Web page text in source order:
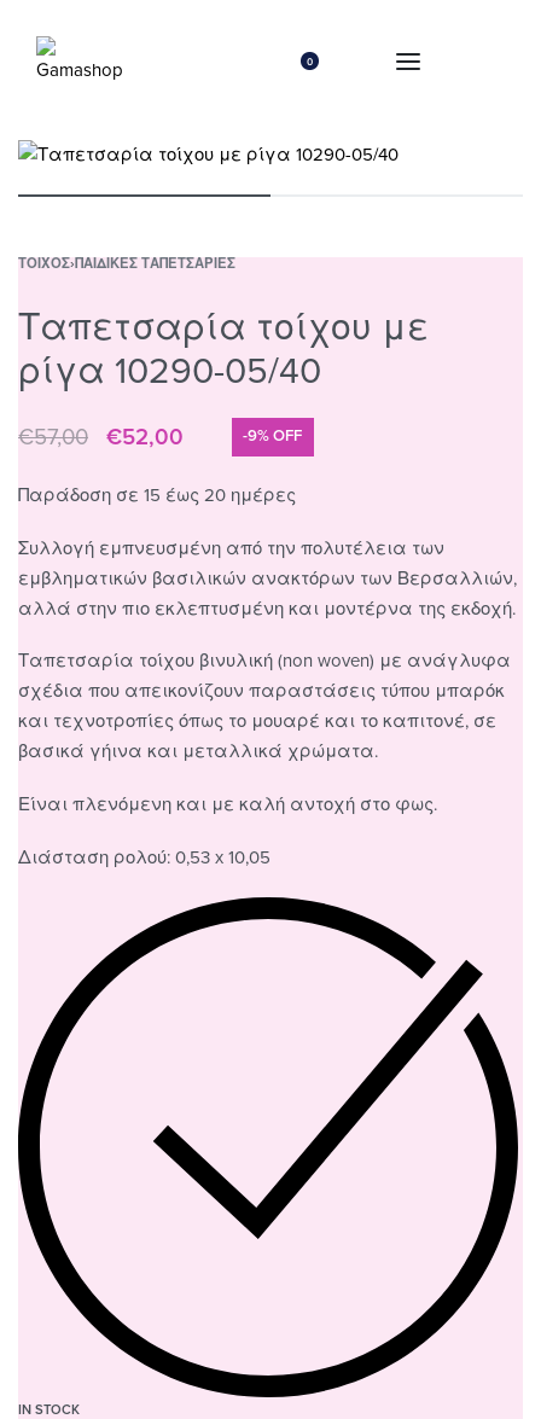
0
ΤΟΊΧΟΣ› ΠΑΙΔΙΚΈΣ ΤΑΠΕΤΣΑΡΊΕΣ
Ταπετσαρία τοίχου με
ρίγα 10290-05/40
€57,00 €52,00 -9% OFF
Παράδοση σε 15 έως 20 ημέρες
Συλλογή εμπνευσμένη από την πολυτέλεια των
εμβληματικών βασιλικών ανακτόρων των Βερσαλλιών,
αλλά στην πιο εκλεπτυσμένη και μοντέρνα της εκδοχή.
Ταπετσαρία τοίχου βινυλική (non woven) με ανάγλυφα
σχέδια που απεικονίζουν παραστάσεις τύπου μπαρόκ
και τεχνοτροπίες όπως το μουαρέ και το καπιτονέ, σε
βασικά γήινα και μεταλλικά χρώματα.
Είναι πλενόμενη και με καλή αντοχή στο φως.
Διάσταση ρολού: 0,53 x 10,05
IN STOCK